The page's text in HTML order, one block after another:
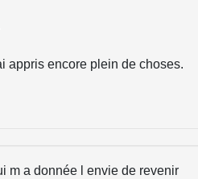
appris encore plein de choses.
m a donnée l envie de revenir